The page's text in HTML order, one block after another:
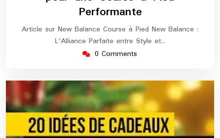
Performante
Article sur New Balance Course à Pied New Balance :
L'Alliance Parfaite entre Style et…
0 Comments